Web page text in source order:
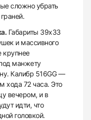
сложно убрать
Габариты 39х33
и массивного
крупнее
манжету
Калибр 516GG —
хода 72 часа. Это
вечером, и в
идти, что
головкой.